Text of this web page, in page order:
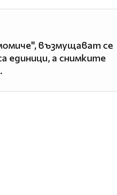
възмущават се
единици, а снимките